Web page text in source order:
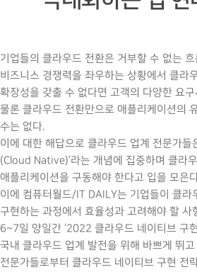
기업들의 클라우드 전환은 거부할 수 없는 흐
비즈니스 경쟁력을 좌우하는 상황에서 클라
확장성을 갖출 수 없다면 고객의 다양한 요
물론 클라우드 전환만으로 애플리케이션의
수는 없다.
이에 대한 해답으로 클라우드 업계 전문가들
(Cloud Native)’라는 개념에 집중하며 클라
애플리케이션을 구동해야 한다고 입을 모은
이에 컴퓨터월드/IT DAILY는 기업들이 클라
구현하는 과정에서 효율성과 고려해야 할 사
6~7일 양일간 ‘2022 클라우드 네이티브 구
국내 클라우드 업계 발전을 위해 바쁘게 뛰고
전문가들로부터 클라우드 네이티브 구현 전